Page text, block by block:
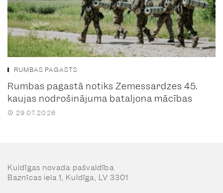
RUMBAS PAGASTS
Rumbas pagastā notiks Zemessardzes 45.
kaujas nodrošinājuma bataljona mācības
29.07.2026
Kuldīgas novada pašvaldība
Baznīcas iela 1, Kuldīga, LV 3301